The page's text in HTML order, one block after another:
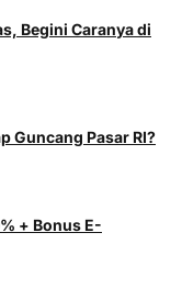
Begini Caranya di
Guncang Pasar RI?
+ Bonus E-